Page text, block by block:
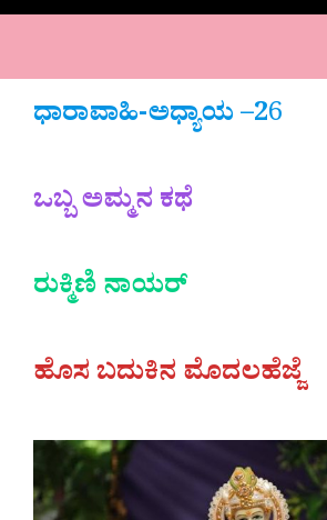
ಧಾರಾವಾಹಿ-ಅಧ್ಯಾಯ –26
ಒಬ್ಬ ಅಮ್ಮನ ಕಥೆ
ರುಕ್ಮಿಣಿ ನಾಯರ್
ಹೊಸ ಬದುಕಿನ ಮೊದಲಹೆಜ್ಜೆ